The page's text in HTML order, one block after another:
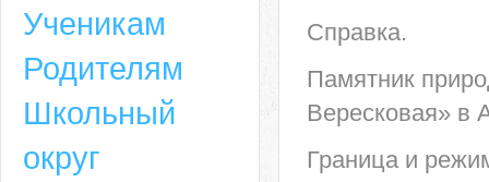
Справка.
Памятник
Вересковая» в
Граница и
Ученикам
Родителям
Школьный
округ